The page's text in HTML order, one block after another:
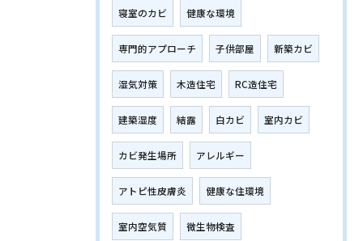
寝室のカビ 健康な環境
専門的アプローチ 子供部屋 新築カビ
湿気対策 木造住宅 RC造住宅
建築湿度 結露 白カビ 室内カビ
カビ発生場所 アレルギー
アトピ性皮膚炎 健康な住環境
室内空気質 微生物検査